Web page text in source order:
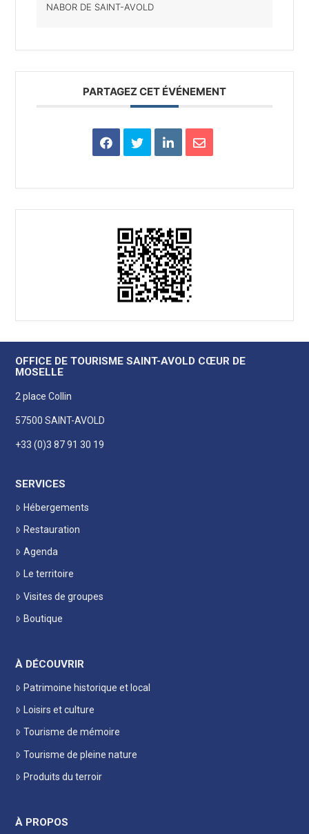
NABOR DE SAINT-AVOLD
PARTAGEZ CET ÉVÉNEMENT
OFFICE DE TOURISME SAINT-AVOLD CŒUR DE
MOSELLE
2 place Collin
57500 SAINT-AVOLD
+33 (0)3 87 91 30 19
SERVICES
Hébergements
Restauration
Agenda
Le territoire
Visites de groupes
Boutique
À DÉCOUVRIR
Patrimoine historique et local
Loisirs et culture
Tourisme de mémoire
Tourisme de pleine nature
Produits du terroir
À PROPOS